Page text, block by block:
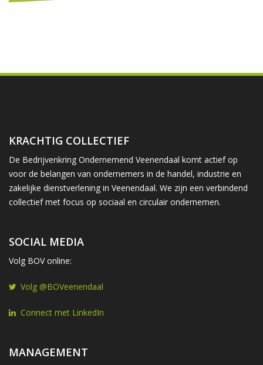
KRACHTIG COLLECTIEF
De Bedrijvenkring Ondernemend Veenendaal komt actief op
voor de belangen van ondernemers in de handel, industrie en
zakelijke dienstverlening in Veenendaal. We zijn een verbindend
collectief met focus op sociaal en circulair ondernemen.
SOCIAL MEDIA
Volg BOV online:
Volg @BOVeenendaal
Connect met LinkedIn
MANAGEMENT